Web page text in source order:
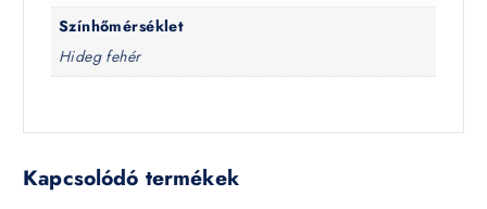
Színhőmérséklet
Hideg fehér
Kapcsolódó termékek